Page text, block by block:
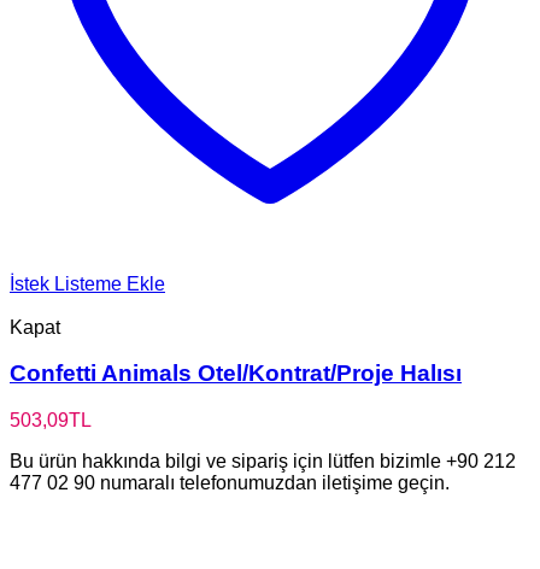
İstek Listeme Ekle
Kapat
Confetti Animals Otel/Kontrat/Proje Halısı
503,09TL
Bu ürün hakkında bilgi ve sipariş için lütfen bizimle +90 212
477 02 90 numaralı telefonumuzdan iletişime geçin.